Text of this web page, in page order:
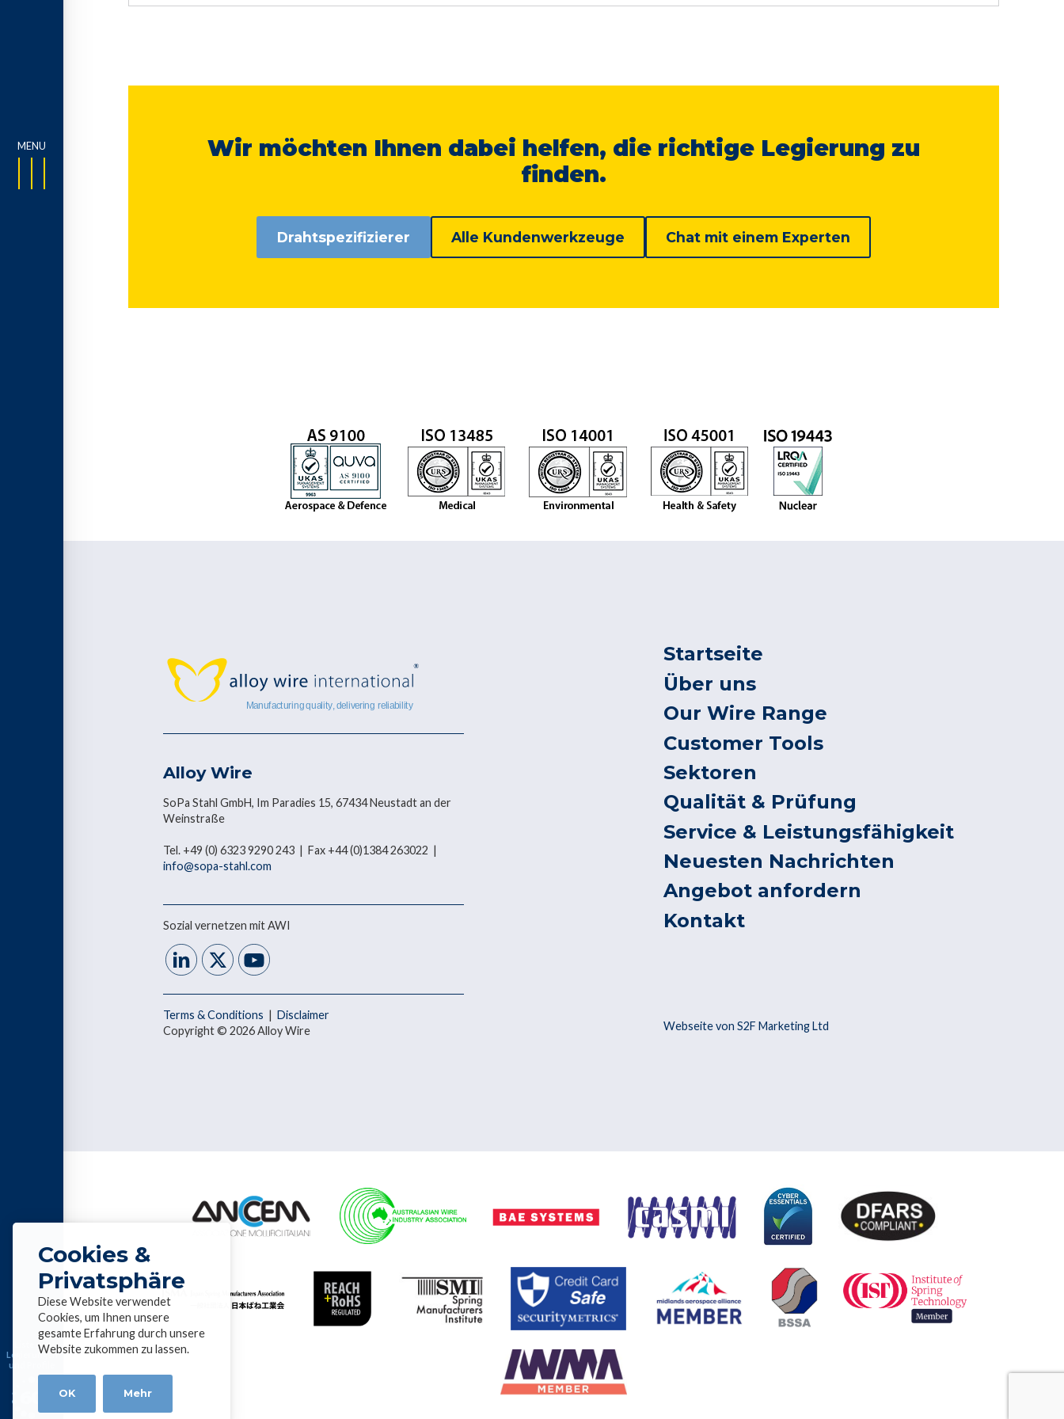
Liste der
Legierungen
und Profile
Wir möchten Ihnen dabei helfen, die richtige Legierung zu
finden.
Drahtspezifizierer Alle Kundenwerkzeuge Chat mit einem Experten
Alloy Wire
SoPa Stahl GmbH, Im Paradies 15, 67434 Neustadt an der
Weinstraße
Tel. +49 (0) 6323 9290 243 | Fax +44 (0)1384 263022 |
info@sopa-stahl.com
Sozial vernetzen mit AWI
Terms & Conditions |Disclaimer
Copyright © 2026 Alloy Wire
Startseite
Über uns
Our Wire Range
Customer Tools
Sektoren
Qualität & Prüfung
Service & Leistungsfähigkeit
Neuesten Nachrichten
Angebot anfordern
Kontakt
Webseite von S2F Marketing Ltd
Cookies &
Privatsphäre
Diese Website verwendet
Cookies, um Ihnen unsere
gesamte Erfahrung durch unsere
Website zukommen zu lassen.
OK Mehr